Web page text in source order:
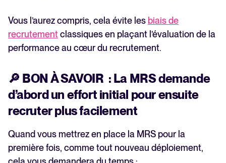
Vous l’aurez compris, cela évite les biais de
recrutementclassiques en plaçant l’évaluation de la
performance au cœur du recrutement.
🔎 BON À SAVOIR : La MRS demande
d’abord un effort initial pour ensuite
recruter plus facilement
Quand vous mettrez en place la MRS pour la
première fois, comme tout nouveau déploiement,